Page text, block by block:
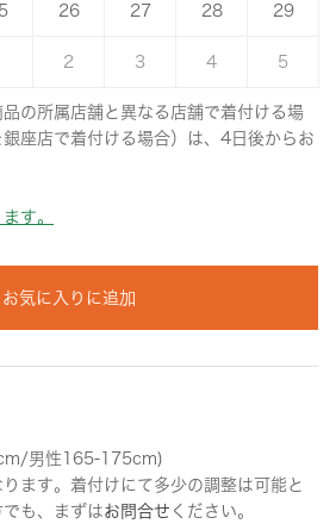
26 27 28 29
2 3 4 5
の所属店舗と異なる店舗で着付ける場
座店で着付ける場合）は、4日後からお
す。
お気に入りに追加
男性165-175cm)
ます。着付けにて多少の調整は可能と
も、まずはお問合せ ください。